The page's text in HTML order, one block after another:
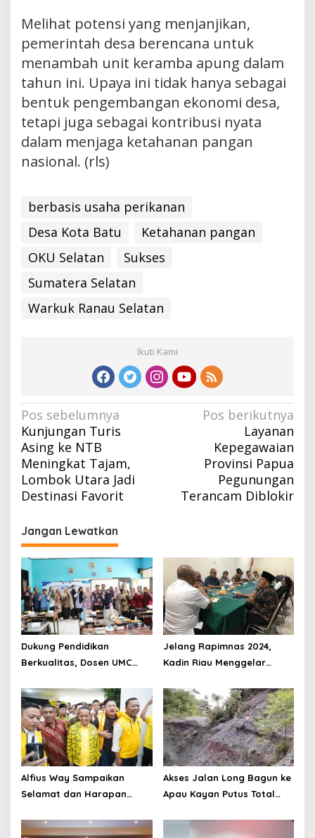
Melihat potensi yang menjanjikan,
pemerintah desa berencana untuk
menambah unit keramba apung dalam
tahun ini. Upaya ini tidak hanya sebagai
bentuk pengembangan ekonomi desa,
tetapi juga sebagai kontribusi nyata
dalam menjaga ketahanan pangan
nasional. (rls)
berbasis usaha perikanan
Desa Kota Batu
Ketahanan pangan
OKU Selatan
Sukses
Sumatera Selatan
Warkuk Ranau Selatan
Ikuti Kami
Navigasi
pos
Pos sebelumnya
Kunjungan Turis
Asing ke NTB
Meningkat Tajam,
Lombok Utara Jadi
Destinasi Favorit
Pos berikutnya
Layanan
Kepegawaian
Provinsi Papua
Pegunungan
Terancam Diblokir
Jangan Lewatkan
Dukung Pendidikan
Berkualitas, Dosen UMC
Masyarakat di SMP
Muhammadiyah Lemah
Abang Cirebon
Jelang Rapimnas 2024,
Kadin Riau Menggelar
Alfius Way Sampaikan
Selamat dan Harapan
Lahadalia di Partai Golkar
Akses Jalan Long Bagun ke
Apau Kayan Putus Total